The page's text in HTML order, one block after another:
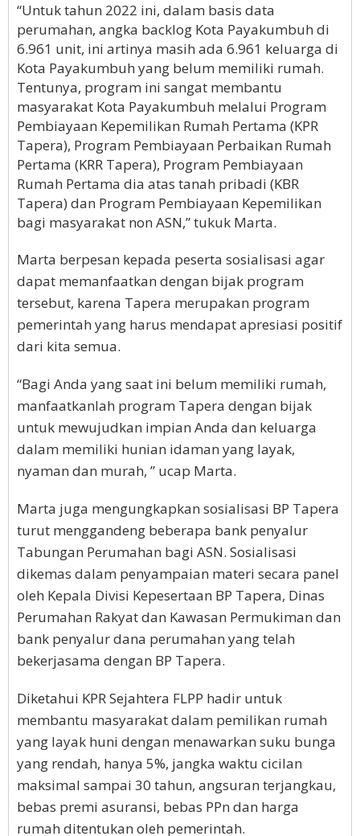
“Untuk tahun 2022 ini, dalam basis data
perumahan, angka backlog Kota Payakumbuh di
6.961 unit, ini artinya masih ada 6.961 keluarga di
Kota Payakumbuh yang belum memiliki rumah.
Tentunya, program ini sangat membantu
masyarakat Kota Payakumbuh melalui Program
Pembiayaan Kepemilikan Rumah Pertama (KPR
Tapera), Program Pembiayaan Perbaikan Rumah
Pertama (KRR Tapera), Program Pembiayaan
Rumah Pertama dia atas tanah pribadi (KBR
Tapera) dan Program Pembiayaan Kepemilikan
bagi masyarakat non ASN,” tukuk Marta.
Marta berpesan kepada peserta sosialisasi agar
dapat memanfaatkan dengan bijak program
tersebut, karena Tapera merupakan program
pemerintah yang harus mendapat apresiasi positif
dari kita semua.
“Bagi Anda yang saat ini belum memiliki rumah,
manfaatkanlah program Tapera dengan bijak
untuk mewujudkan impian Anda dan keluarga
dalam memiliki hunian idaman yang layak,
nyaman dan murah, ” ucap Marta.
Marta juga mengungkapkan sosialisasi BP Tapera
turut menggandeng beberapa bank penyalur
Tabungan Perumahan bagi ASN. Sosialisasi
dikemas dalam penyampaian materi secara panel
oleh Kepala Divisi Kepesertaan BP Tapera, Dinas
Perumahan Rakyat dan Kawasan Permukiman dan
bank penyalur dana perumahan yang telah
bekerjasama dengan BP Tapera.
Diketahui KPR Sejahtera FLPP hadir untuk
membantu masyarakat dalam pemilikan rumah
yang layak huni dengan menawarkan suku bunga
yang rendah, hanya 5%, jangka waktu cicilan
maksimal sampai 30 tahun, angsuran terjangkau,
bebas premi asuransi, bebas PPn dan harga
rumah ditentukan oleh pemerintah.